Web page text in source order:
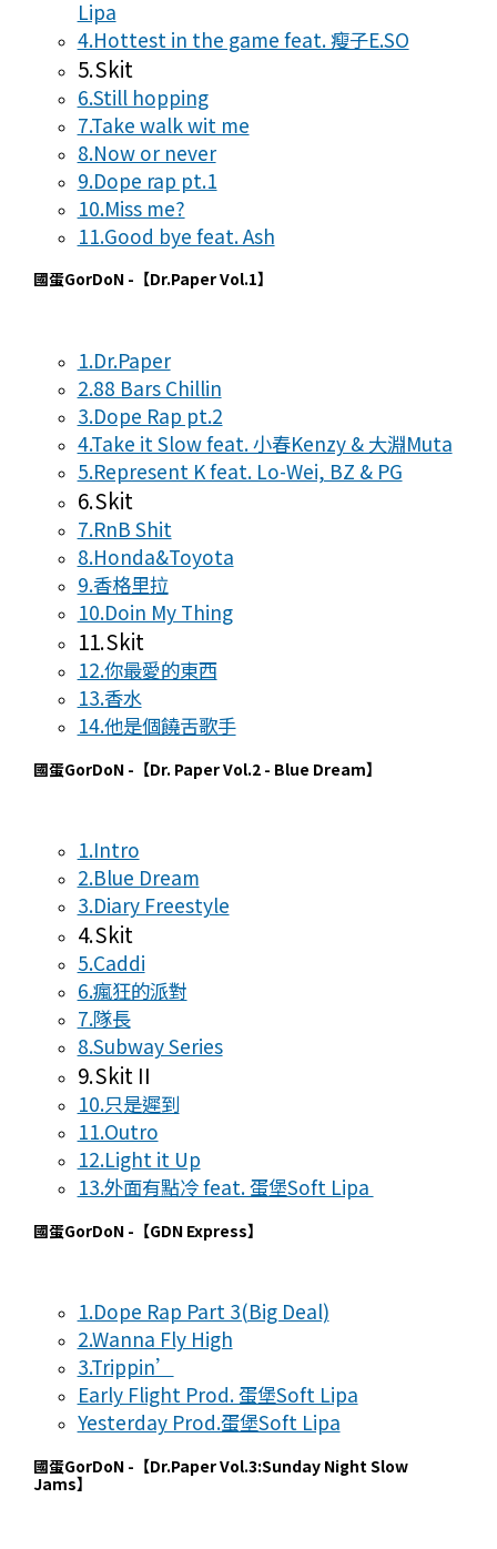
Lipa
4.Hottest in the game feat. 瘦子E.SO
5.Skit
6.Still hopping
7.Take walk wit me
8.Now or never
9.Dope rap pt.1
10.Miss me?
11.Good bye feat. Ash
國蛋GorDoN -【Dr.Paper Vol.1】
1.Dr.Paper
2.88 Bars Chillin
3.Dope Rap pt.2
4.Take it Slow feat. 小春Kenzy & 大淵Muta
5.Represent K feat. Lo-Wei, BZ & PG
6.Skit
7.RnB Shit
8.Honda&Toyota
9.香格里拉
10.Doin My Thing
11.Skit
12.你最愛的東西
13.香水
14.他是個饒舌歌手
國蛋GorDoN -【Dr. Paper Vol.2 - Blue Dream】
1.Intro
2.Blue Dream
3.Diary Freestyle
4.Skit
5.Caddi
6.瘋狂的派對
7.隊長
8.Subway Series
9.Skit II
10.只是遲到
11.Outro
12.Light it Up
13.外面有點冷 feat. 蛋堡Soft Lipa
國蛋GorDoN -【GDN Express】
1.Dope Rap Part 3(Big Deal)
2.Wanna Fly High
3.Trippin’
Early Flight Prod. 蛋堡Soft Lipa
Yesterday Prod.蛋堡Soft Lipa
國蛋GorDoN -【Dr.Paper Vol.3:Sunday Night Slow
Jams】